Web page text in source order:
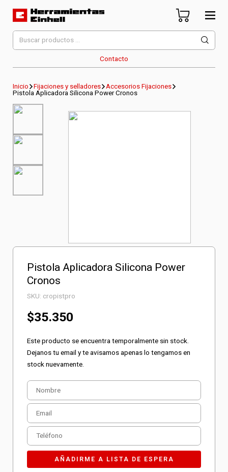
Herramientas Einhell
Distribuidor Oficial
Contacto
Buscar
por:
Inicio Fijaciones y selladores
Accesorios Fijaciones
Pistola Aplicadora Silicona Power Cronos
Pistola Aplicadora Silicona Power
Cronos
SKU: cropistpro
$35.350
Este producto se encuentra temporalmente sin stock.
Dejanos tu email y te avisamos apenas lo tengamos en
stock nuevamente.